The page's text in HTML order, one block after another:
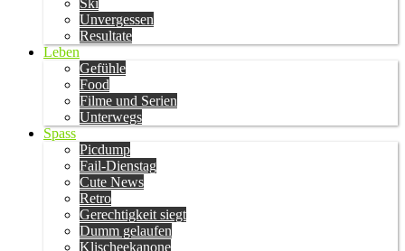
Ski
Unvergessen
Resultate
Leben
Gefühle
Food
Filme und Serien
Unterwegs
Spass
Picdump
Fail-Dienstag
Cute News
Retro
Gerechtigkeit siegt
Dumm gelaufen
Klischeekanone